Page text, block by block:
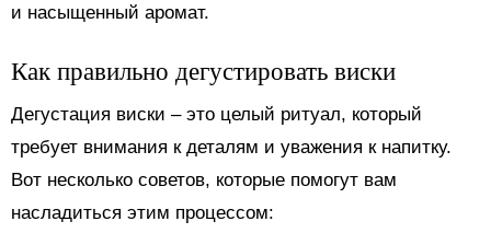
и насыщенный аромат.
Как правильно дегустировать виски
Дегустация виски – это целый ритуал, который
требует внимания к деталям и уважения к напитку.
Вот несколько советов, которые помогут вам
насладиться этим процессом: